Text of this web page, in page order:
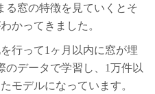
る窓の特徴を見ていくとそ
かってきました。
行って1ヶ月以内に窓が埋
のデータで学習し、1万件以
モデルになっています。